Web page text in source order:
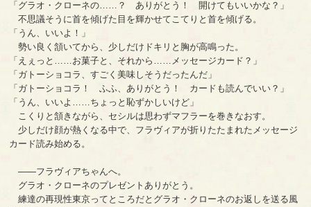
「グラオ・クローネの……？ ありがとう！ 開けてもいいかな？」
不思議そうに首を傾げた目を輝かせてこてりと首を傾げる。
「うん、いいよ！」
勢い良く頷いてから、少しだけドキリと胸が高鳴った。
「えぇっと……お菓子と、それから……メッセージカード？」
「ガトーショコラ、すごく美味しそうだったんだ」
「ガトーショコラ！ ふふ、ありがとう！ カードも読んでいい？」
「うん、いいよ……ちょっと恥ずかしいけど」
こくりと頷きながら、セシルは思わずマフラーを巻きなおす。
少しだけ顔が熱くなる中で、フラヴィアが折りたたまれたメッセージ
カード読み始める。
――フラヴィアちゃんへ。
グラオ・クローネのプレゼントありがとう。
練達の再現性東京ってところだとグラオ・クローネのお返しを送る風